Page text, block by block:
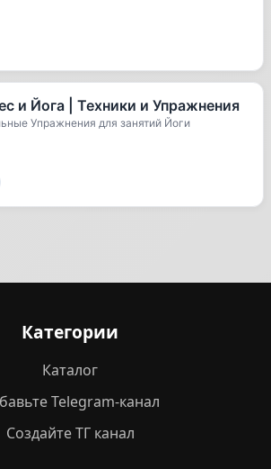
и Йога | Техники и Упражнения
Упражнения для занятий Йоги
Категории
Каталог
Telegram-канал
Создайте ТГ канал